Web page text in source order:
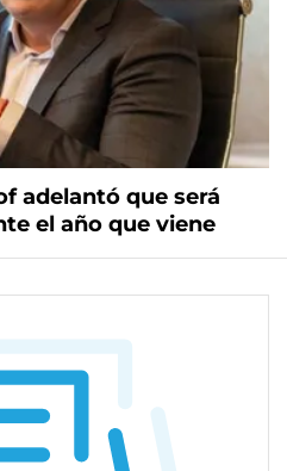
adelantó que será
el año que viene